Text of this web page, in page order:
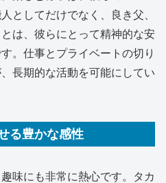
としてだけでなく、良き父、
は、彼らにとって精神的な安
。仕事とプライベートの切り
長期的な活動を可能にしてい
る豊かな感性
味にも非常に熱心です。タカ